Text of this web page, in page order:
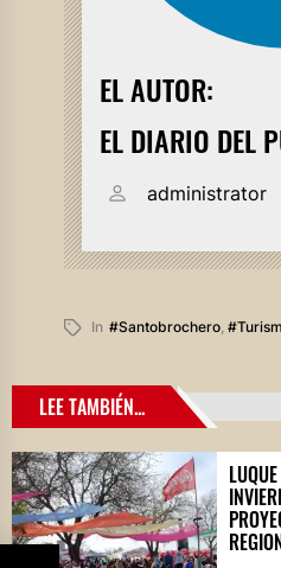
EL AUTOR:
EL DIARIO DEL
administrator
In #santobrochero,
LEE TAMBIÉN...